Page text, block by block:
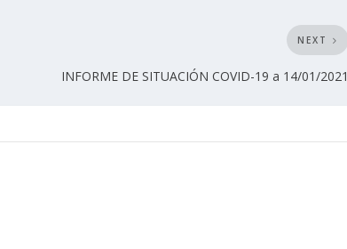
NEXT
INFORME DE SITUACIÓN COVID-19 a 14/01/2021